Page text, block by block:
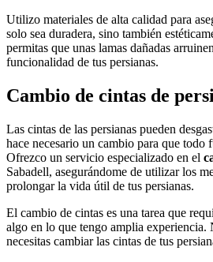
Utilizo materiales de alta calidad para
solo sea duradera, sino también
permitas que unas lamas dañadas
funcionalidad de tus persianas.
Cambio de cintas de
Las cintas de las persianas pueden
hace necesario un cambio para que todo
Ofrezco un servicio especializado en el
Sabadell, asegurándome de utilizar los
prolongar la vida útil de tus persianas.
El cambio de cintas es una tarea que
algo en lo que tengo amplia experiencia.
necesitas cambiar las cintas de tus